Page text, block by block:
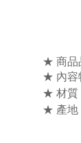
★ 商品
★ 內容
★ 材質
★ 產地